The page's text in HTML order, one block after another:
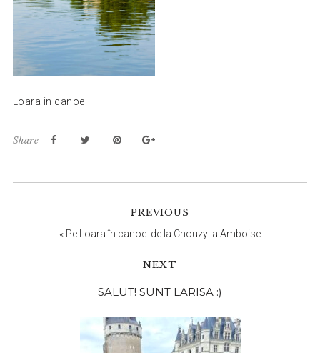
Loara in canoe
Share
PREVIOUS
« Pe Loara în canoe: de la Chouzy la Amboise
NEXT
principală
SALUT! SUNT LARISA :)